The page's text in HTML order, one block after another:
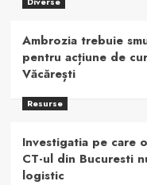
Ambrozia trebuie
pentru acțiune de
Văcărești
Resurse
Investigatia pe care
CT-ul din Bucuresti
logistic